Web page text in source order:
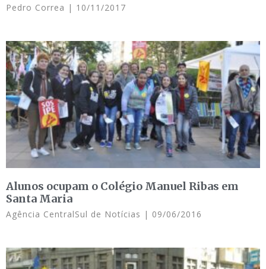
Pedro Correa 10/11/2017
Alunos ocupam o Colégio Manuel Ribas em
Santa Maria
Agência CentralSul de Notícias 09/06/2016